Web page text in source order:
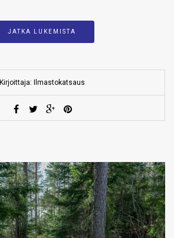
JATKA LUKEMISTA
Kirjoittaja: Ilmastokatsaus